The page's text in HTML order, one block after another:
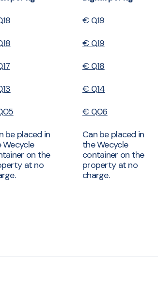
€ 0,19
€ 0,19
€ 0,18
€ 0,14
€ 0,06
be placed in
Wecycle
on the
at no
Can be placed in
the Wecycle
container on the
property at no
charge.